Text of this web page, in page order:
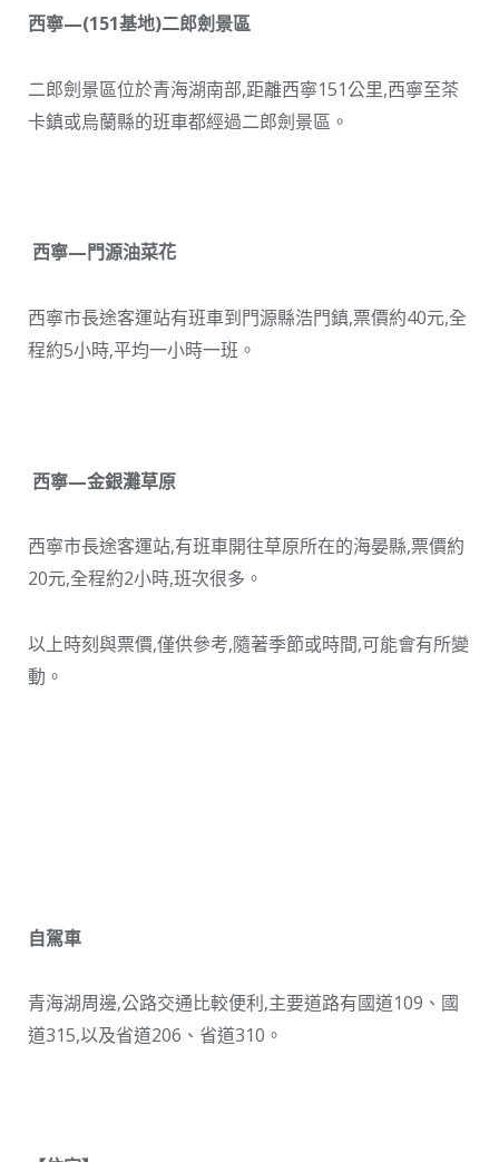
西寧—(151基地)二郎劍景區
二郎劍景區位於青海湖南部,距離西寧151公里,西寧至茶
卡鎮或烏蘭縣的班車都經過二郎劍景區。
西寧—門源油菜花
西寧市長途客運站有班車到門源縣浩門鎮,票價約40元,全
程約5小時,平均一小時一班。
西寧—金銀灘草原
西寧市長途客運站,有班車開往草原所在的海晏縣,票價約
20元,全程約2小時,班次很多。
以上時刻與票價,僅供參考,隨著季節或時間,可能會有所變
動。
自駕車
青海湖周邊,公路交通比較便利,主要道路有國道109、國
道315,以及省道206、省道310。